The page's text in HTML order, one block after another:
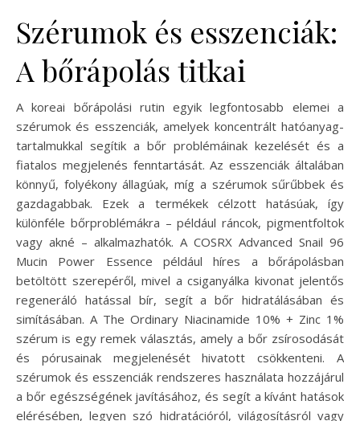
Szérumok és esszenciák:
A bőrápolás titkai
A koreai bőrápolási rutin egyik legfontosabb elemei a
szérumok és esszenciák, amelyek koncentrált hatóanyag-
tartalmukkal segítik a bőr problémáinak kezelését és a
fiatalos megjelenés fenntartását. Az esszenciák általában
könnyű, folyékony állagúak, míg a szérumok sűrűbbek és
gazdagabbak. Ezek a termékek célzott hatásúak, így
különféle bőrproblémákra – például ráncok, pigmentfoltok
vagy akné – alkalmazhatók. A COSRX Advanced Snail 96
Mucin Power Essence például híres a bőrápolásban
betöltött szerepéről, mivel a csiganyálka kivonat jelentős
regeneráló hatással bír, segít a bőr hidratálásában és
simításában. A The Ordinary Niacinamide 10% + Zinc 1%
szérum is egy remek választás, amely a bőr zsírosodását
és pórusainak megjelenését hivatott csökkenteni. A
szérumok és esszenciák rendszeres használata hozzájárul
a bőr egészségének javításához, és segít a kívánt hatások
elérésében, legyen szó hidratációról, világosításról vagy